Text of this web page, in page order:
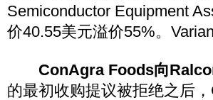
Semiconductor Equipment
价40.55美元溢价55%。
ConAgra Foods向
的最初收购提议被拒绝之后